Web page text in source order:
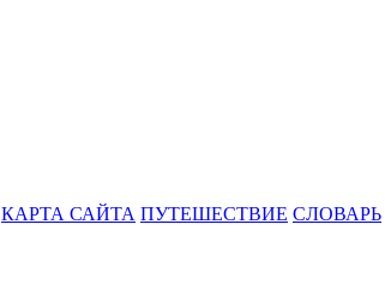
КАРТА САЙТА ПУТЕШЕСТВИЕ СЛОВАРЬ